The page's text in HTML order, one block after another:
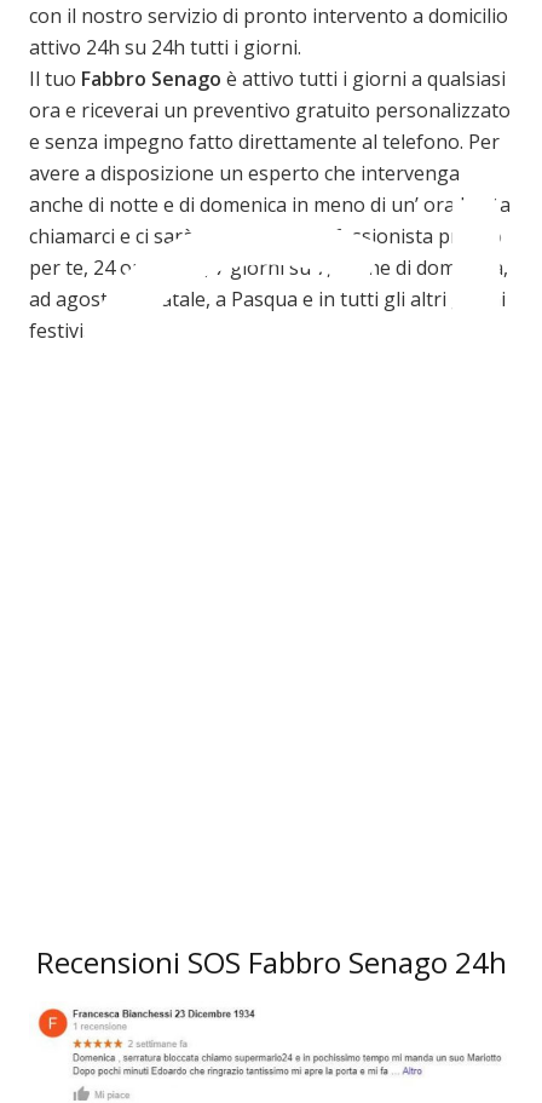
con il nostro servizio di pronto intervento a domicilio
attivo 24h su 24h tutti i giorni.
Il tuo Fabbro Senago è attivo tutti i giorni a qualsiasi
ora e riceverai un preventivo gratuito personalizzato
e senza impegno fatto direttamente al telefono. Per
avere a disposizione un esperto che intervenga
anche di notte e di domenica in meno di un’ ora basta
chiamarci e ci sarà sempre un professionista pronto
per te, 24 ore su 24, 7 giorni su 7, anche di domenica,
ad agosto, a Natale, a Pasqua e in tutti gli altri giorni
festivi.
Recensioni SOS Fabbro Senago 24h